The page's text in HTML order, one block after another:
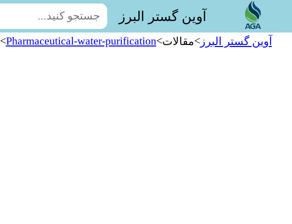
آوین گستر البرز
آوین گستر البرز>مقالات>
Pharmaceutical-water-purification
>